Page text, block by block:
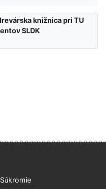
knižnica pri TU
SLDK
Súkromie